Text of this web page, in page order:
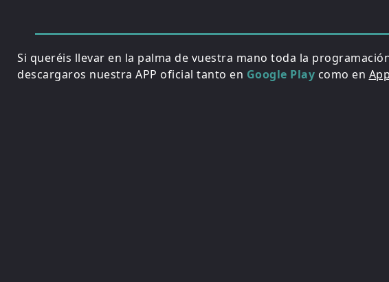
Si queréis llevar en la palma de vuestra mano toda la
descargaros nuestra APP oficial tanto en Google Play como en